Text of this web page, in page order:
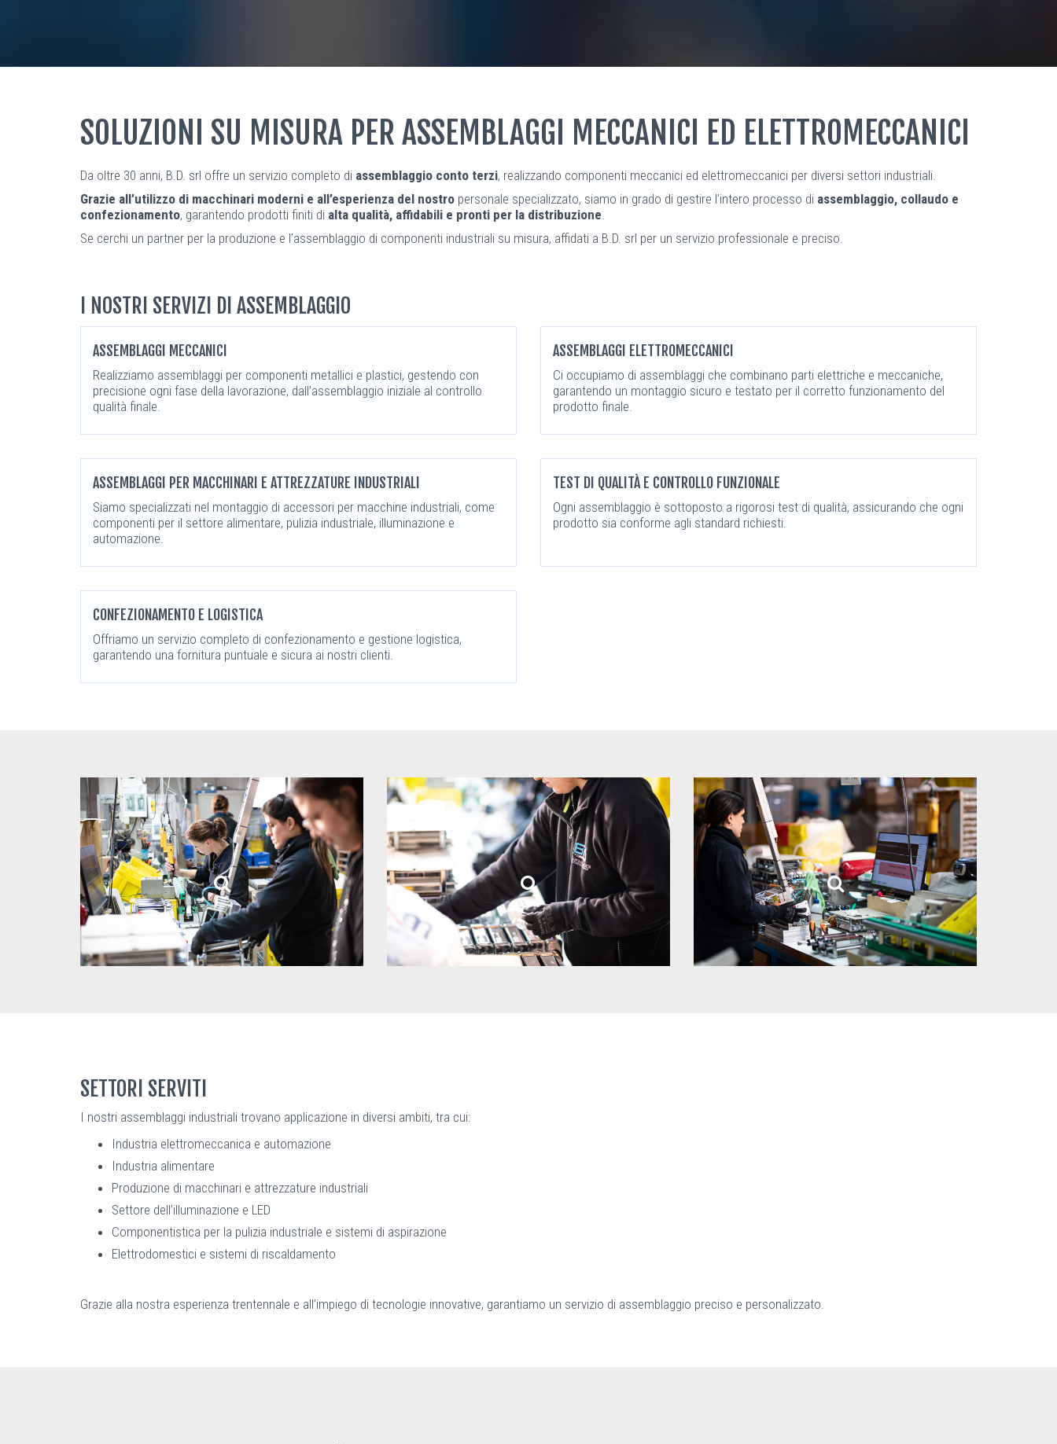
SOLUZIONI SU MISURA PER ASSEMBLAGGI MECCANICI ED ELETTROMECCANICI
Da oltre 30 anni, B.D. srl offre un servizio completo di assemblaggio conto terzi, realizzando componenti meccanici ed elettromeccanici per diversi settori industriali.
Grazie all’utilizzo di macchinari moderni e all’esperienza del nostro personale specializzato, siamo in grado di gestire l’intero processo di assemblaggio, collaudo e
confezionamento, garantendo prodotti finiti di alta qualità, affidabili e pronti per la distribuzione
Se cerchi un partner per la produzione e l’assemblaggio di componenti industriali su misura, affidati a B.D. srl per un servizio professionale e preciso.
I NOSTRI SERVIZI DI ASSEMBLAGGIO
ASSEMBLAGGI MECCANICI
Realizziamo assemblaggi per componenti metallici e plastici, gestendo con
precisione ogni fase della lavorazione, dall’assemblaggio iniziale al controllo
qualità finale.
ASSEMBLAGGI ELETTROMECCANICI
Ci occupiamo di assemblaggi che combinano parti elettriche e meccaniche,
garantendo un montaggio sicuro e testato per il corretto funzionamento del
prodotto finale.
ASSEMBLAGGI PER MACCHINARI E ATTREZZATURE INDUSTRIALI
Siamo specializzati nel montaggio di accessori per macchine industriali, come
componenti per il settore alimentare, pulizia industriale, illuminazione e
automazione.
TEST DI QUALITÀ E CONTROLLO FUNZIONALE
Ogni assemblaggio è sottoposto a rigorosi test di qualità, assicurando che ogni
prodotto sia conforme agli standard richiesti.
CONFEZIONAMENTO E LOGISTICA
Offriamo un servizio completo di confezionamento e gestione logistica,
garantendo una fornitura puntuale e sicura ai nostri clienti.
SETTORI SERVITI
I nostri assemblaggi industriali trovano applicazione in diversi ambiti, tra cui:
Industria elettromeccanica e automazione
Industria alimentare
Produzione di macchinari e attrezzature industriali
Settore dell’illuminazione e LED
Componentistica per la pulizia industriale e sistemi di aspirazione
Elettrodomestici e sistemi di riscaldamento
Grazie alla nostra esperienza trentennale e all’impiego di tecnologie innovative, garantiamo un servizio di assemblaggio preciso e personalizzato.